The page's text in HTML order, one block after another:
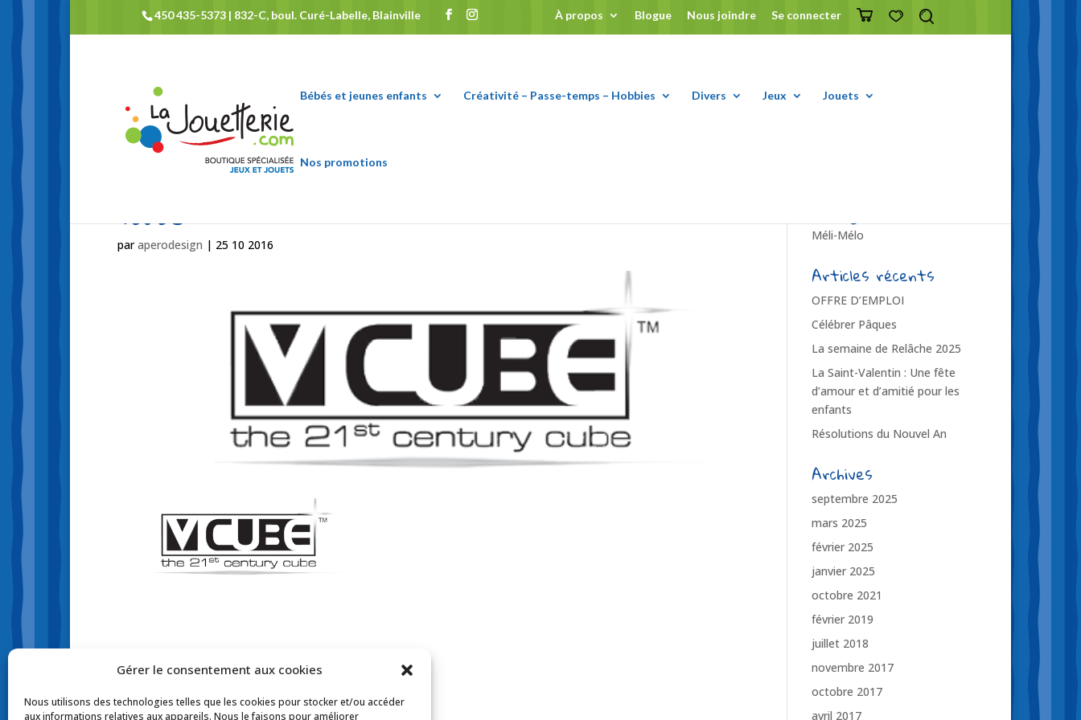
Gérer le consentement aux cookies
Nous utilisons des technologies telles que les cookies pour stocker et/ou accéder
aux informations relatives aux appareils. Nous le faisons pour améliorer
450 435-5373 | 832-C, boul. Curé-Labelle, Blainville À propos Blogue Nous joindre Se connecter
Bébés et jeunes enfants Créativité – Passe-temps – Hobbies Divers Jeux Jouets
Nos promotions
vcube
paraperodesign | 25 10 2016
Méli-Mélo
Articles récents
OFFRE D’EMPLOI
Célébrer Pâques
La semaine de Relâche 2025
La Saint-Valentin : Une fête
d’amour et d’amitié pour les
enfants
Résolutions du Nouvel An
Archives
septembre 2025
mars 2025
février 2025
janvier 2025
octobre 2021
février 2019
juillet 2018
novembre 2017
octobre 2017
avril 2017